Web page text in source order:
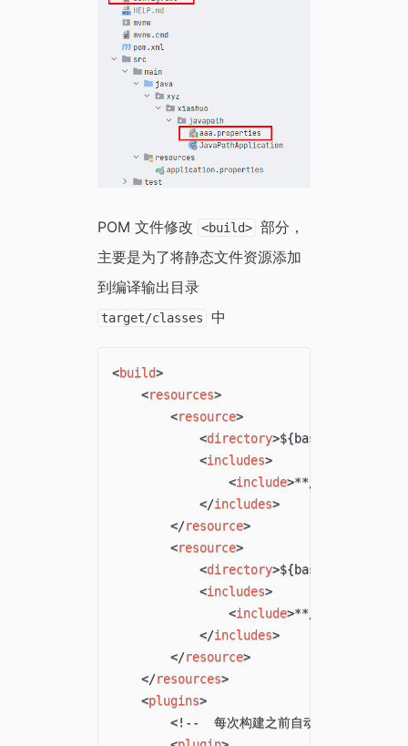
POM 文件修改 <build> 部分，
主要是为了将静态文件资源添加
到编译输出目录
target/classes 中
<build>
<resources>
<resource>
<directory>${basedir}/src/
<includes>
<include>**/*.properties
</includes>
</resource>
<resource>
<directory>${basedir}/src/
<includes>
<include>**/*.properties
</includes>
</resource>
</resources>
<plugins>
<!--  每次构建之前自动clean-->